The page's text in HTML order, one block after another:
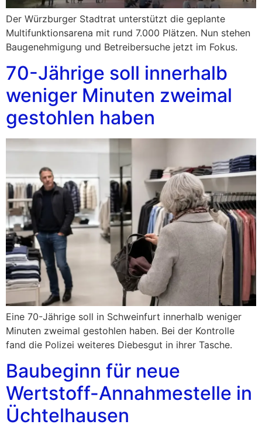
Der Würzburger Stadtrat unterstützt die geplante
Multifunktionsarena mit rund 7.000 Plätzen. Nun stehen
Baugenehmigung und Betreibersuche jetzt im Fokus.
70-Jährige soll innerhalb
weniger Minuten zweimal
gestohlen haben
Eine 70-Jährige soll in Schweinfurt innerhalb weniger
Minuten zweimal gestohlen haben. Bei der Kontrolle
fand die Polizei weiteres Diebesgut in ihrer Tasche.
Baubeginn für neue
Wertstoff-Annahmestelle in
Üchtelhausen